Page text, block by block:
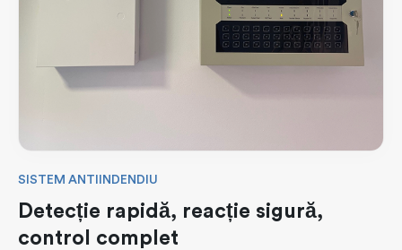
SISTEM ANTIINDENDIU
Detecție rapidă, reacție sigură,
control complet